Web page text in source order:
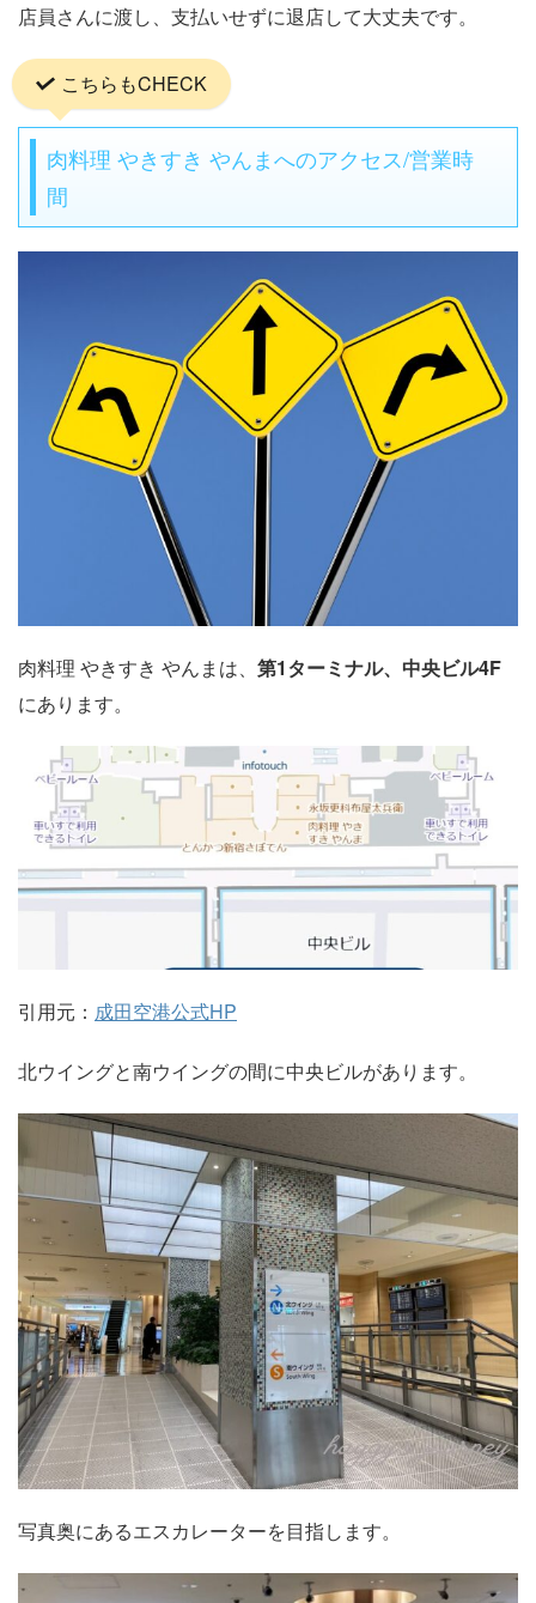
店員さんに渡し、支払いせずに退店して大丈夫です。
こちらもCHECK
肉料理 やきすき やんまへのアクセス/営業時
間
肉料理 やきすき やんまは、 第1ターミナル、中央ビル4F
にあります。
引用元： 成田空港公式HP
北ウイングと南ウイングの間に中央ビルがあります。
写真奥にあるエスカレーターを目指します。